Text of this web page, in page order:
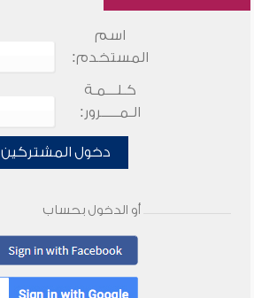
اسم
المستخدم:
كـلـــمـة
الـمـــــرور:
دخول المشتركين
أو الدخول بحساب